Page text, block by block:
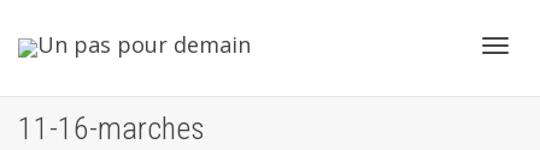
11-16-marches